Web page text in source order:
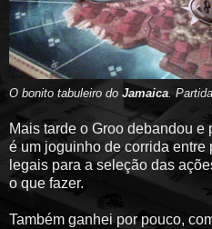
O bonito tabuleiro do Jamaica.
Mais tarde o Groo debandou e
é um joguinho de corrida entre
legais para a seleção das
o que fazer.
Também ganhei por pouco,